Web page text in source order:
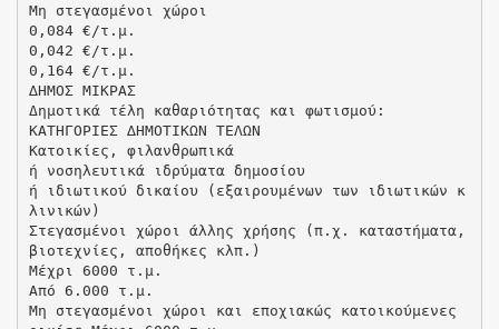
Μη στεγασµένοι χώροι
0,084 €/τ.µ.
0,042 €/τ.µ.
0,164 €/τ.µ.
∆ΗΜΟΣ ΜΙΚΡΑΣ
Δημοτικά τέλη καθαριότητας και φωτισμού:
ΚΑΤΗΓΟΡΙΕΣ ∆ΗΜΟΤΙΚΩΝ ΤΕΛΩΝ
Κατοικίες, φιλανθρωπικά
ή νοσηλευτικά ιδρύµατα δηµοσίου
ή ιδιωτικού δικαίου (εξαιρουµένων των ιδιωτικών κ
λινικών)
Στεγασµένοι χώροι άλλης χρήσης (π.χ. καταστήµατα,
βιοτεχνίες, αποθήκες κλπ.)
Μέχρι 6000 τ.µ.
Από 6.000 τ.µ.
Μη στεγασµένοι χώροι και εποχιακώς κατοικούµενες